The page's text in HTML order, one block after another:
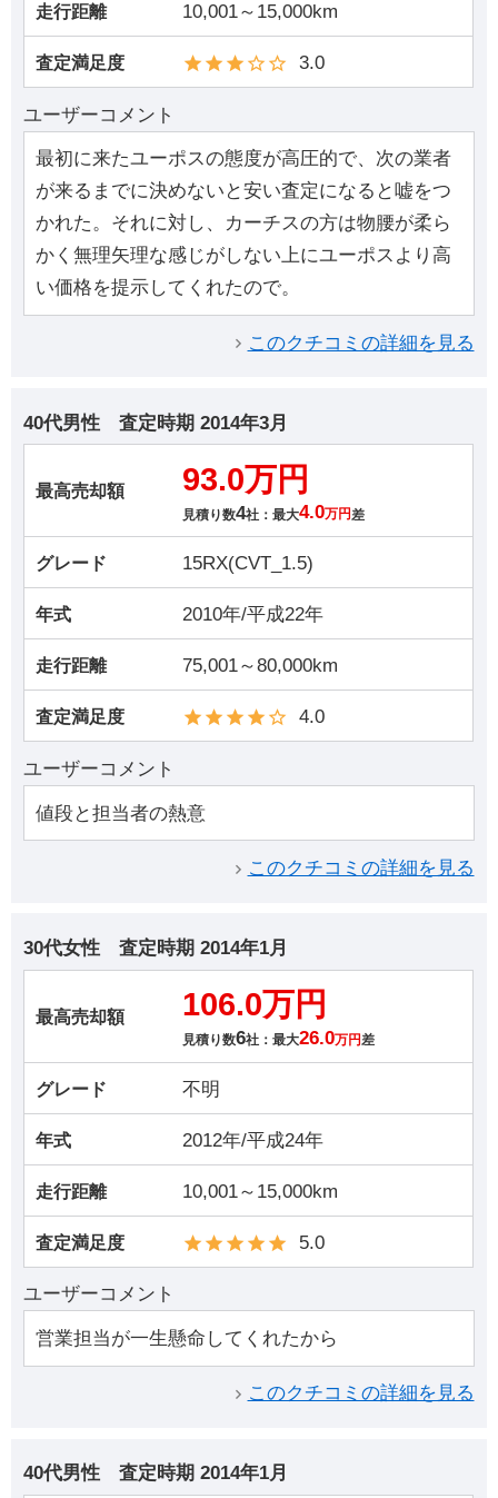
走行距離 10,001～15,000km
査定満足度 3.0
ユーザーコメント
最初に来たユーポスの態度が高圧的で、次の業者
が来るまでに決めないと安い査定になると嘘をつ
かれた。それに対し、カーチスの方は物腰が柔ら
かく無理矢理な感じがしない上にユーポスより高
い価格を提示してくれたので。
このクチコミの詳細を見る
40代男性 査定時期 2014年3月
最高売却額 93.0万円
見積り数4社：最大4.0万円 差
グレード 15RX(CVT_1.5)
年式 2010年/平成22年
走行距離 75,001～80,000km
査定満足度 4.0
ユーザーコメント
値段と担当者の熱意
このクチコミの詳細を見る
30代女性 査定時期 2014年1月
最高売却額 106.0万円
見積り数6社：最大26.0万円差
グレード 不明
年式 2012年/平成24年
走行距離 10,001～15,000km
査定満足度 5.0
ユーザーコメント
営業担当が一生懸命してくれたから
このクチコミの詳細を見る
40代男性 査定時期 2014年1月